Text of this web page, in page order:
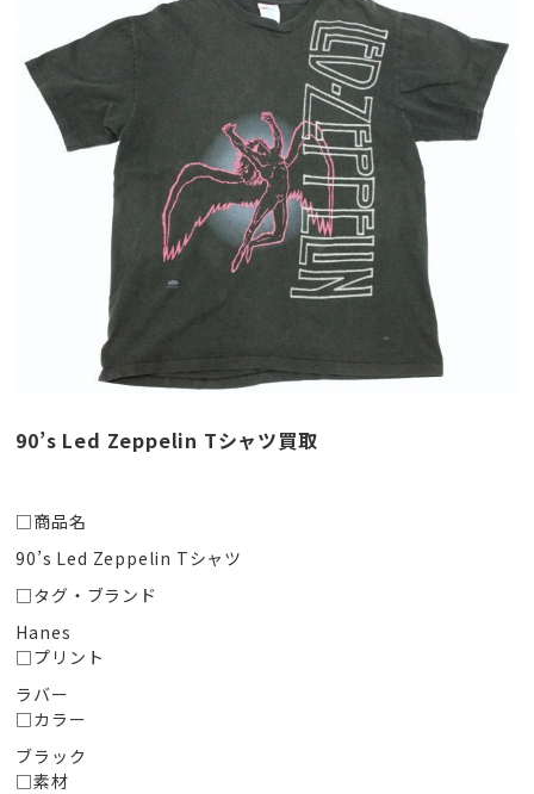
90’s Led Zeppelin Tシャツ買取
□商品名
90’s Led Zeppelin Tシャツ
□タグ・ブランド
Hanes
□プリント
ラバー
□カラー
ブラック
□素材